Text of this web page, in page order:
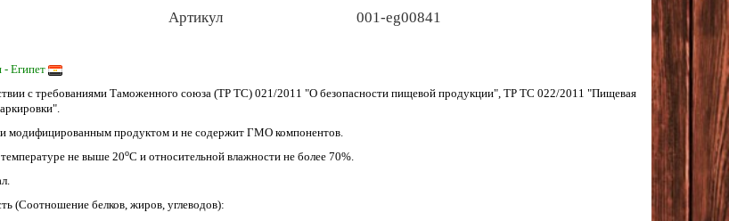
Артикул 001-eg00841
- Египет
с требованиями Таможенного союза (ТР ТС) 021/2011 "О безопасности пищевой продукции", ТР ТС 022/2011 "Пищевая
модифицированным продуктом и не содержит ГМО компонентов.
не выше 20оС и относительной влажности не более 70%.
(Соотношение белков, жиров, углеводов):